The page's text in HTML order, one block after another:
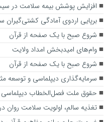
افزایش پوشش بیمه سلامت در
برپایی اردوی آمادگی
شروع صبح با یک صفحه از قرآن
وام‌های امیدبخش امداد ولایت
شروع صبح با یک صفحه از قرآن
سرمایه‌گذاری دیپلماسی و توسعه
حقوق ملت فصل‌الخطاب دیپلماسی
تغذیه سالم، اولویت سلامت روان